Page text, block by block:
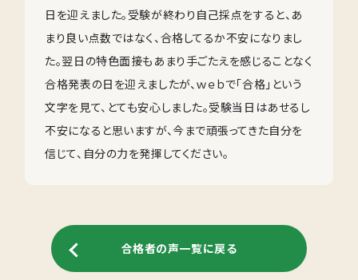
日を迎えました。受験が終わり自己採点をすると、あ
まり良い点数ではなく、合格してるか不安になりまし
た。翌日の特色面接もあまり手ごたえを感じることなく
合格発表の日を迎えましたが、ｗｅｂで「合格」という
文字を見て、とても安心しました。受験当日はあせるし
不安になると思いますが、今まで頑張ってきた自分を
信じて、自分の力を発揮してください。
合格者の声一覧に戻る